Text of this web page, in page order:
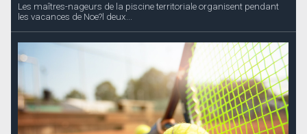
Les maîtres-nageurs de la piscine territoriale organisent pendant
les vacances de Noe?l deux...